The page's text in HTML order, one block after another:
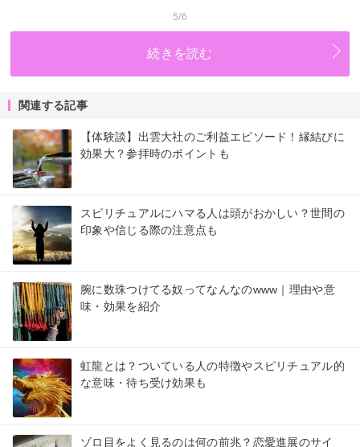
5/6
続きを読む
関連する記事
【体験談】出雲大社のご利益エピソード！縁結びに
効果大？参拝時のポイントも
スピリチュアルにハマる人は頭がおかしい？世間の
印象や信じる際の注意点も
腕に数珠つけてる奴ってなんなのwww｜理由や意
味・効果を紹介
虹龍とは？ついている人の特徴やスピリチュアル的
な意味・待ち受け効果も
ゾロ目をよく見るのは何の前兆？恋愛進展のサイ